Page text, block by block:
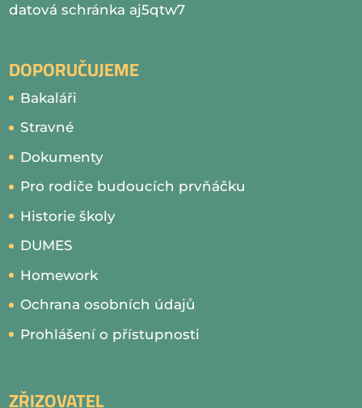
datová schránka aj5qtw7
DOPORUČUJEME
Bakaláři
Stravné
Dokumenty
Pro rodiče budoucích prvňáčku
Historie školy
DUMES
Homework
Ochrana osobních údajů
Prohlášení o přístupnosti
ZŘIZOVATEL